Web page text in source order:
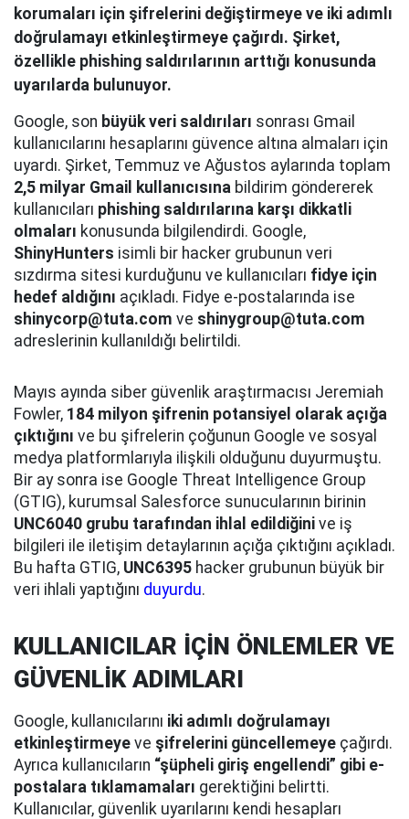
korumaları için şifrelerini değiştirmeye ve iki adımlı
doğrulamayı etkinleştirmeye çağırdı. Şirket,
özellikle phishing saldırılarının arttığı konusunda
uyarılarda bulunuyor.
Google, son büyük veri saldırıları sonrası Gmail
kullanıcılarını hesaplarını güvence altına almaları için
uyardı. Şirket, Temmuz ve Ağustos aylarında toplam
2,5 milyar Gmail kullanıcısına bildirim göndererek
kullanıcıları phishing saldırılarına karşı dikkatli
olmaları konusunda bilgilendirdi. Google,
ShinyHunters isimli bir hacker grubunun veri
sızdırma sitesi kurduğunu ve kullanıcıları fidye için
hedef aldığını açıkladı. Fidye e-postalarında ise
shinycorp@tuta.com ve shinygroup@tuta.com
adreslerinin kullanıldığı belirtildi.
Mayıs ayında siber güvenlik araştırmacısı Jeremiah
Fowler, 184 milyon şifrenin potansiyel olarak açığa
çıktığını ve bu şifrelerin çoğunun Google ve sosyal
medya platformlarıyla ilişkili olduğunu duyurmuştu.
Bir ay sonra ise Google Threat Intelligence Group
(GTIG), kurumsal Salesforce sunucularının birinin
UNC6040 grubu tarafından ihlal edildiğini ve iş
bilgileri ile iletişim detaylarının açığa çıktığını açıkladı.
Bu hafta GTIG, UNC6395 hacker grubunun büyük bir
veri ihlali yaptığını duyurdu.
KULLANICILAR İÇİN ÖNLEMLER VE
GÜVENLİK ADIMLARI
Google, kullanıcılarını iki adımlı doğrulamayı
etkinleştirmeye ve şifrelerini güncellemeye çağırdı.
Ayrıca kullanıcıların “şüpheli giriş engellendi” gibi e-
postalara tıklamamaları gerektiğini belirtti.
Kullanıcılar, güvenlik uyarılarını kendi hesapları